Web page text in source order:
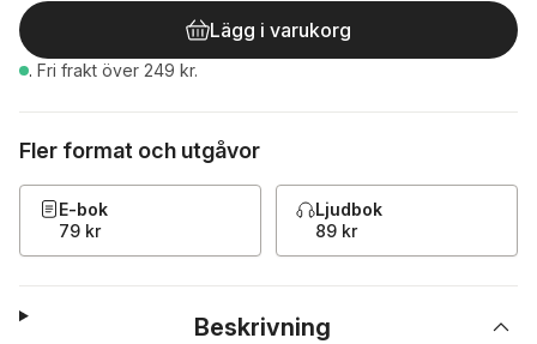
Lägg i varukorg
. Fri frakt över 249 kr.
Fler format och utgåvor
E-bok
79 kr
Ljudbok
89 kr
Beskrivning